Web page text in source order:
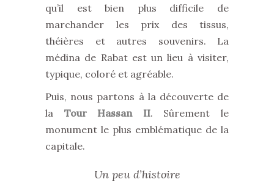
qu’il est bien plus difficile de
marchander les prix des tissus,
théières et autres souvenirs. La
médina de Rabat est un lieu à visiter,
typique, coloré et agréable.
Puis, nous partons à la découverte de
la Tour Hassan II. Sûrement le
monument le plus emblématique de la
capitale.
Un peu d’histoire